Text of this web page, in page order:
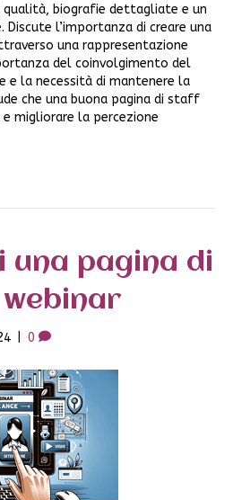
biografie dettagliate e un
Discute l’importanza di creare una
una rappresentazione
del coinvolgimento del
la necessità di mantenere la
che una buona pagina di staff
migliorare la percezione
una pagina di
0